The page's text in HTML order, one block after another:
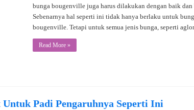
bunga bougenville juga harus dilakukan dengan baik dan
Sebenarnya hal seperti ini tidak hanya berlaku untuk
bougenville. Tetapi untuk semua jenis bunga, seperti
Read More »
Padi Pengaruhnya Seperti Ini